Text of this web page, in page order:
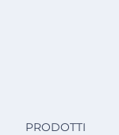
PRODOTTI